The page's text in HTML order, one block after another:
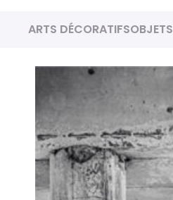
ARTS DÉCORATIFSOBJETS